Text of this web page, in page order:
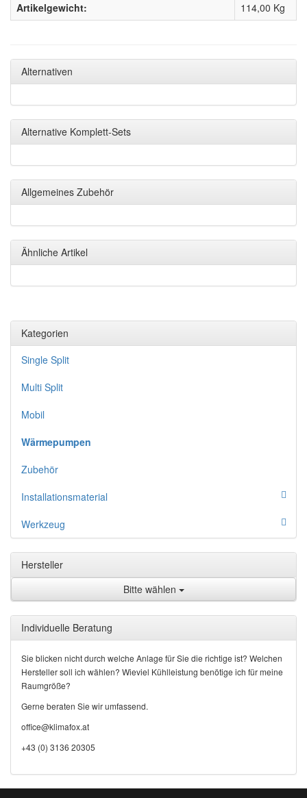
Artikelgewicht: 114,00 Kg
Alternativen
Alternative Komplett-Sets
Allgemeines Zubehör
Ähnliche Artikel
Kategorien
Single Split
Multi Split
Mobil
Wärmepumpen
Zubehör
Installationsmaterial
Werkzeug
Hersteller
Bitte wählen
Individuelle Beratung
Sie blicken nicht durch welche Anlage für Sie die richtige ist? Welchen
Hersteller soll ich wählen? Wieviel Kühlleistung benötige ich für meine
Raumgröße?
Gerne beraten Sie wir umfassend.
office@klimafox.at
+43 (0) 3136 20305